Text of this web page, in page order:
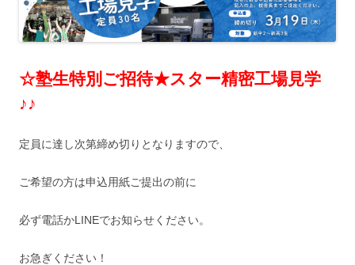
☆塾生特別ご招待★スター精密工場見学
♪♪
定員に達し次第締め切りとなりますので、
ご希望の方は申込用紙ご提出の前に
必ず電話かLINEでお知らせください。
お急ぎください！